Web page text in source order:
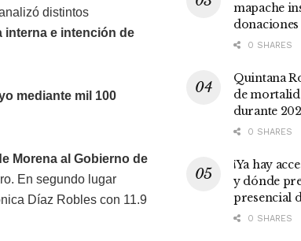
distintos
e intención de
mediante mil 100
Morena al Gobierno de
En segundo lugar
Díaz Robles con 11.9
mapache
0 SHARES
Quintana
de
durante
0 SHARES
¡Ya hay
y dónde
presencial
0 SHARES